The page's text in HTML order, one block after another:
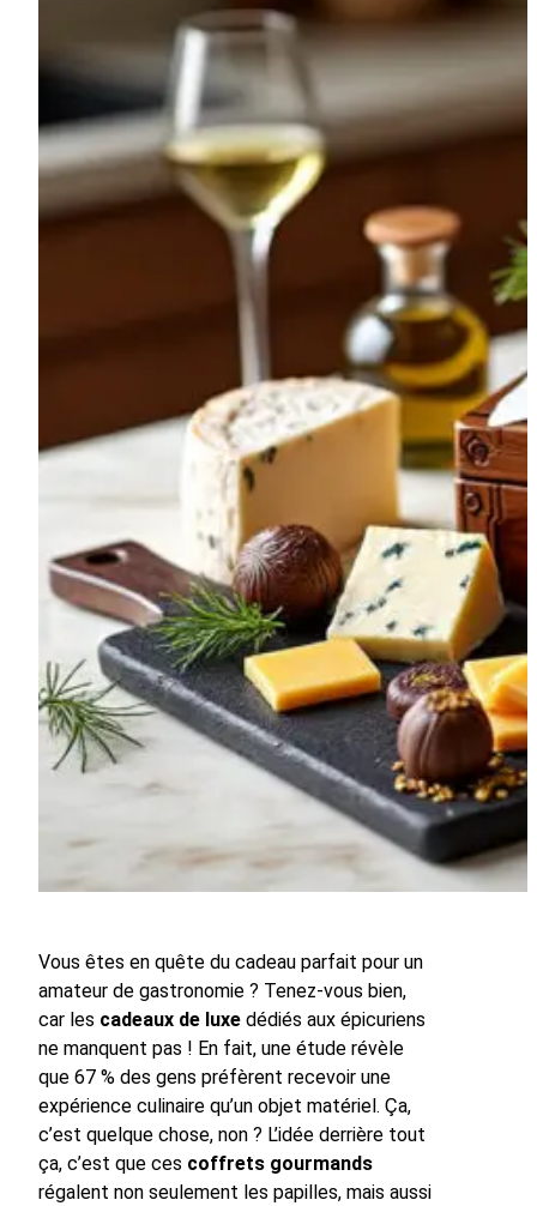
Vous êtes en quête du cadeau parfait pour un
amateur de gastronomie ? Tenez-vous bien,
car les cadeaux de luxe dédiés aux épicuriens
ne manquent pas ! En fait, une étude révèle
que 67 % des gens préfèrent recevoir une
expérience culinaire qu’un objet matériel. Ça,
c’est quelque chose, non ? L’idée derrière tout
ça, c’est que ces coffrets gourmands
régalent non seulement les papilles, mais aussi